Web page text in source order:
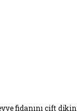
fidanını çift